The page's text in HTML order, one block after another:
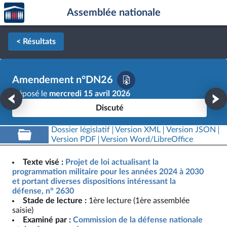
Aller au contenu
Aller en bas de la page
Accèder
à la
page
d'accueil
Assemblée nationale
< Résultats
Amendement n°DN26
Déposé le mercredi 15 avril 2026
Discuté
Dossier législatif Version XML
Version JSON
Version PDF
Version Word/LibreOffice
Texte visé : Projet de loi actualisant la
programmation militaire pour les années 2024 à 2030
et portant diverses dispositions intéressant la
défense, n° 2630
Stade de lecture : 1ère lecture (1ère assemblée
saisie)
Examiné par : Commission de la défense nationale